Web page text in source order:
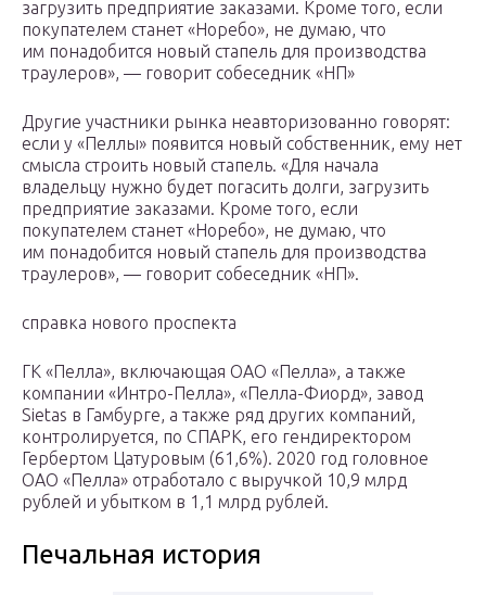
загрузить предприятие заказами. Кроме того, если
покупателем станет «Норебо», не думаю, что
им понадобится новый стапель для производства
траулеров», — говорит собеседник «НП»
Другие участники рынка неавторизованно говорят:
если у «Пеллы» появится новый собственник, ему нет
смысла строить новый стапель. «Для начала
владельцу нужно будет погасить долги, загрузить
предприятие заказами. Кроме того, если
покупателем станет «Норебо», не думаю, что
им понадобится новый стапель для производства
траулеров», — говорит собеседник «НП».
справка нового проспекта
ГК «Пелла», включающая ОАО «Пелла», а также
компании «Интро-Пелла», «Пелла-Фиорд», завод
Sietas в Гамбурге, а также ряд других компаний,
контролируется, по СПАРК, его гендиректором
Гербертом Цатуровым (61,6%). 2020 год головное
ОАО «Пелла» отработало с выручкой 10,9 млрд
рублей и убытком в 1,1 млрд рублей.
Печальная история